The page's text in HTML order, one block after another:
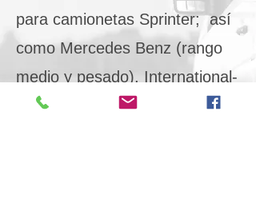
para camionetas Sprinter; así
como Mercedes Benz (rango
medio y pesado), International-
Navistar, Cummins, Detroit y